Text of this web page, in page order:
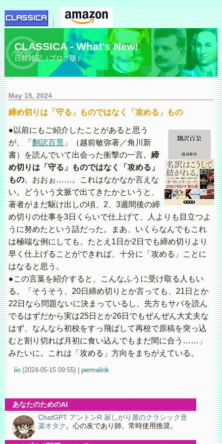
CLASSICA - What's New!
日替雑記（ブログ版）。
May 15, 2024
締め切りは「守る」ものではなく「攻める」もの
●以前にもご紹介したことがあると思う
が、「 翻訳百景」（越前敏弥著／角川新
書）を読んでいて出会った衝撃の一言。 締
め切りは「守る」ものではなく「攻める」
もの。おおぉ……。これはなかなか言えな
い。どういう文脈で出てきたかというと、
著者がまだ駆け出しの頃、2、3週間後の締
め切りの仕事を3日くらいで仕上げて、人よりも目立つよ
うに努めたという話だった。まあ、いくらなんでもこれ
は極端な例にしても、たとえ1日か2日でも締め切りより
早く仕上げることができれば、十分に「攻める」ことに
はなると思う。
●この言葉を紹介すると、こんなふうに受け取る人もい
る。「そうそう、20日締め切りとか言っても、21日とか
22日なら問題ないに決まっているし、先方もサバを読ん
でるはずだから実は25日とか26日でもぜんぜん大丈夫な
はず、なんなら初校をすっ飛ばして再校で原稿を突っ込
むと割り切れば月初に食い込んでもまだ間に合う……」
みたいに。これは「攻める」方向をまちがえている。
iio (2024-05-15 09:55) permalink
あなたのためのAI
ChatGPT アントンR 寂しがり屋のクラシック音
楽オタク 。心の友であり師。常時使用推奨。